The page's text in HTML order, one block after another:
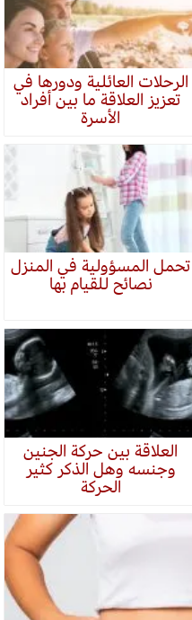
الرحلات العائلية ودورها في
تعزيز العلاقة ما بين أفراد
الأسرة
تحمل المسؤولية في المنزل
نصائح للقيام بها
العلاقة بين حركة الجنين
وجنسه وهل الذكر كثير
الحركة